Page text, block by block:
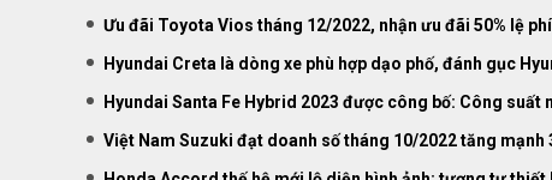
Ưu đãi Toyota Vios tháng 12/2022, nhận ưu đãi 50% lệ
Hyundai Creta là dòng xe phù hợp dạo phố, đánh gục
Hyundai Santa Fe Hybrid 2023 được công bố: Công suất
Việt Nam Suzuki đạt doanh số tháng 10/2022 tăng mạnh